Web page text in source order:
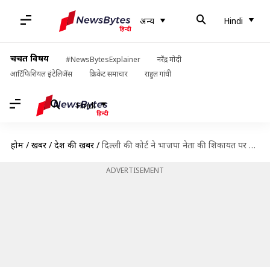
अन्य Hindi
चर्चित विषय #NewsBytesExplainer
नरेंद्र मोदी
आर्टिफिशियल इंटेलिजेंस
क्रिकेट समाचार राहुल गांधी
Hindi
होम / खबरें / देश की खबरें / दिल्ली की कोर्ट ने भाजपा नेता की शिकायत पर यूट्यूबर ध्रुव राठी को तलब किया
ADVERTISEMENT